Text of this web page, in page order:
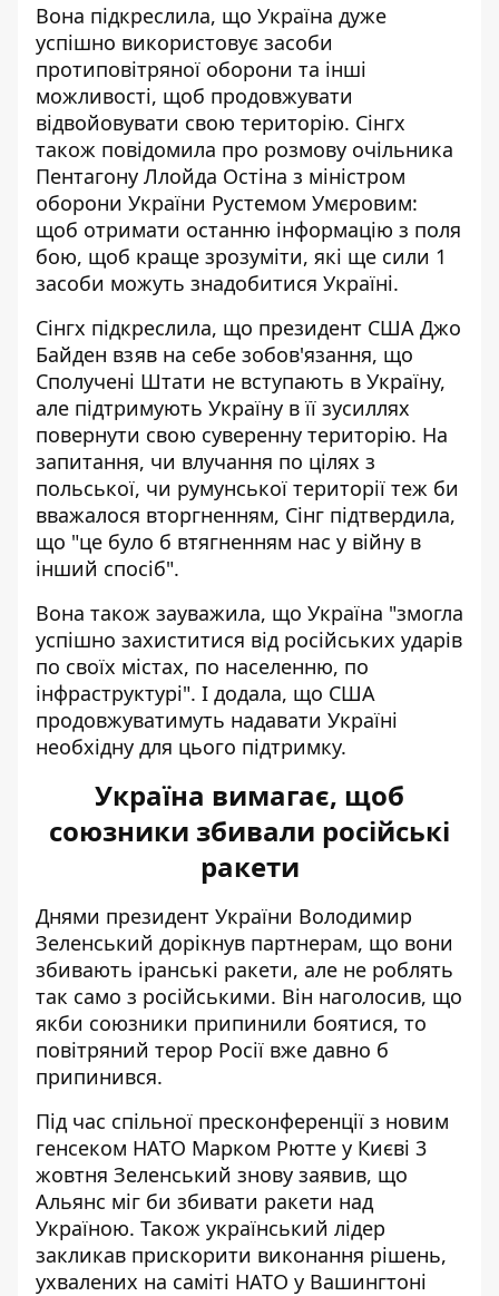
Вона підкреслила, що Україна дуже
успішно використовує засоби
протиповітряної оборони та інші
можливості, щоб продовжувати
відвойовувати свою територію. Сінгх
також повідомила про розмову очільника
Пентагону Ллойда Остіна з міністром
оборони України Рустемом Умєровим:
щоб отримати останню інформацію з поля
бою, щоб краще зрозуміти, які ще сили 1
засоби можуть знадобитися Україні.
Сінгх підкреслила, що президент США Джо
Байден взяв на себе зобов'язання, що
Сполучені Штати не вступають в Україну,
але підтримують Україну в її зусиллях
повернути свою суверенну територію. На
запитання, чи влучання по цілях з
польської, чи румунської території теж би
вважалося вторгненням, Сінг підтвердила,
що "це було б втягненням нас у війну в
інший спосіб".
Вона також зауважила, що Україна "змогла
успішно захиститися від російських ударів
по своїх містах, по населенню, по
інфраструктурі". І додала, що США
продовжуватимуть надавати Україні
необхідну для цього підтримку.
Україна вимагає, щоб
союзники збивали російські
ракети
Днями президент України Володимир
Зеленський дорікнув партнерам, що вони
збивають іранські ракети, але не роблять
так само з російськими. Він наголосив, що
якби союзники припинили боятися, то
повітряний терор Росії вже давно б
припинився.
Під час спільної пресконференції з новим
генсеком НАТО Марком Рютте у Києві 3
жовтня Зеленський знову заявив, що
Альянс міг би збивати ракети над
Україною. Також український лідер
закликав прискорити виконання рішень,
ухвалених на саміті НАТО у Вашингтоні